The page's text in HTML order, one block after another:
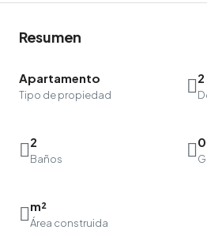
Resumen
Apartamento
Tipo de propiedad
2
2
Baños
0
m²
Área construida